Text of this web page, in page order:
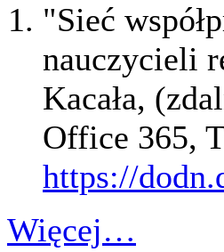
"Sieć
nauczycieli
Kacała,
Office 365,
https://
Więcej…